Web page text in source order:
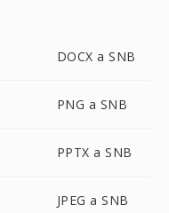
DOCX a SNB
PNG a SNB
PPTX a SNB
JPEG a SNB